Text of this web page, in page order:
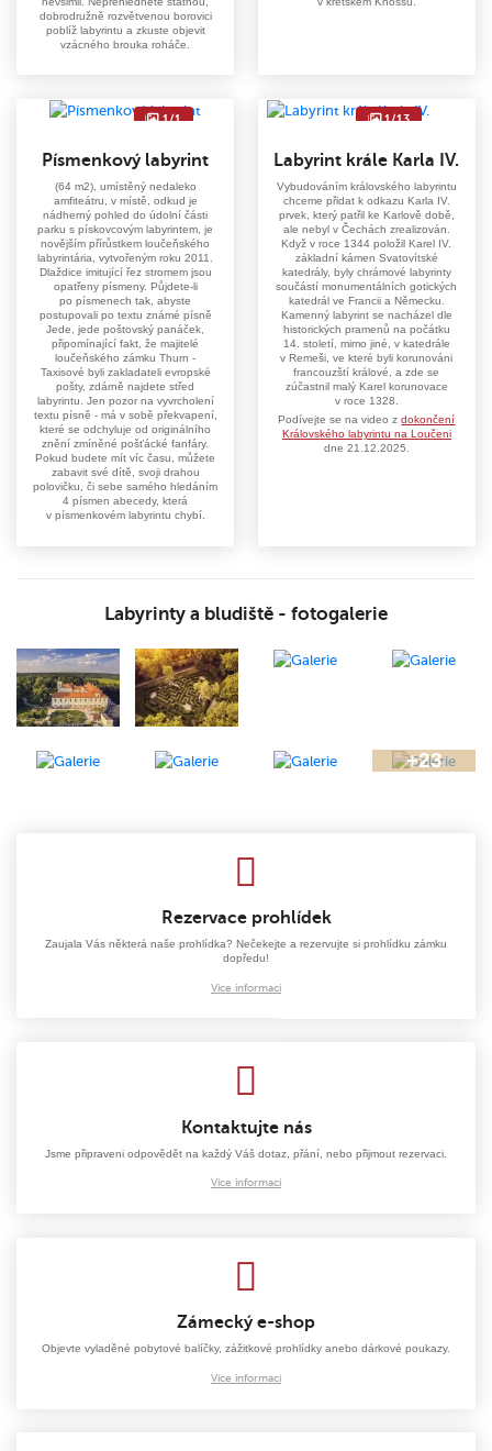
dobrodružně rozvětvenou borovici
poblíž labyrintu a zkuste objevit
vzácného brouka roháče.
1/1
Písmenkový labyrint
(64 m2), umístěný nedaleko
amfiteátru, v místě, odkud je
nádherný pohled do údolní části
parku s pískovcovým labyrintem, je
novějším přírůstkem loučeňského
labyrintária, vytvořeným roku 2011.
Dlaždice imitující řez stromem jsou
opatřeny písmeny. Půjdete-li
po písmenech tak, abyste
postupovali po textu známé písně
Jede, jede poštovský panáček,
připomínající fakt, že majitelé
loučeňského zámku Thurn -
Taxisové byli zakladateli evropské
pošty, zdárně najdete střed
labyrintu. Jen pozor na vyvrcholení
textu písně - má v sobě překvapení,
které se odchyluje od originálního
znění zmíněné pošťácké fanfáry.
Pokud budete mít víc času, můžete
zabavit své dítě, svoji drahou
polovičku, či sebe samého hledáním
4 písmen abecedy, která
v písmenkovém labyrintu chybí.
1/13
Labyrint krále Karla IV.
Vybudováním královského labyrintu
chceme přidat k odkazu Karla IV.
prvek, který patřil ke Karlově době,
ale nebyl v Čechách zrealizován.
Když v roce 1344 položil Karel IV.
základní kámen Svatovítské
katedrály, byly chrámové labyrinty
součástí monumentálních gotických
katedrál ve Francii a Německu.
Kamenný labyrint se nacházel dle
historických pramenů na počátku
14. století, mimo jiné, v katedrále
v Remeši, ve které byli korunováni
francouzští králové, a zde se
zúčastnil malý Karel korunovace
v roce 1328.
Podívejte se na video zdokončení
Královského labyrintu na Loučeni
dne 21.12.2025.
Labyrinty a bludiště - fotogalerie
Rezervace prohlídek
Zaujala Vás některá naše prohlídka? Nečekejte a rezervujte si prohlídku zámku
dopředu!
Více informací
Kontaktujte nás
Jsme připraveni odpovědět na každý Váš dotaz, přání, nebo přijmout rezervaci.
Více informací
Zámecký e-shop
Objevte vyladěné pobytové balíčky, zážitkové prohlídky anebo dárkové poukazy.
Více informací